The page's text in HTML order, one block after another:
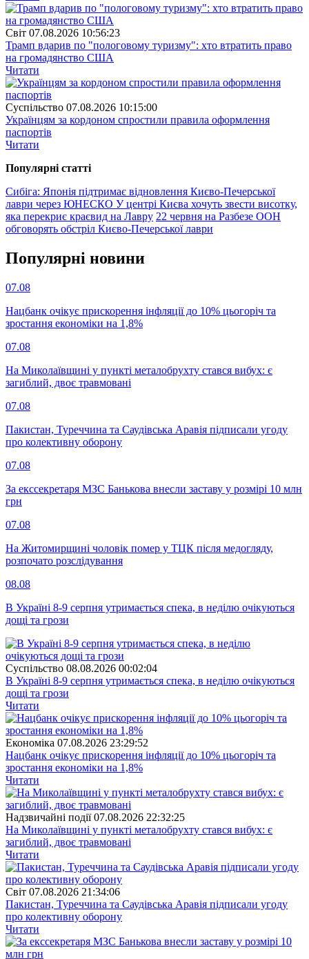
Свiт 07.08.2026 10:56:23
Трамп вдарив по "пологовому туризму": хто втратить право
на громадянство США
Читати
Суспiльство 07.08.2026 10:15:00
Українцям за кордоном спростили правила оформлення
паспортів
Читати
Популярнi статтi
Сибіга: Японія підтримає відновлення Києво-Печерської
лаври через ЮНЕСКО У центрі Києва хочуть звести висотку,
яка перекриє краєвид на Лавру 22 червня на Разбезе ООН
обговорять обстріл Києво-Печерської лаври
Популярнi новини
07.08
Нацбанк очікує прискорення інфляції до 10% цьогоріч та
зростання економіки на 1,8%
07.08
На Миколаївщині у пункті металобрухту стався вибух: є
загиблий, двоє травмовані
07.08
Пакистан, Туреччина та Саудівська Аравія підписали угоду
про колективну оборону
07.08
За екссекретаря МЗС Банькова внесли заставу у розмірі 10 млн
грн
07.08
На Житомирщині чоловік помер у ТЦК після медогляду,
розпочато розслідування
08.08
В Україні 8-9 серпня утримається спека, в неділю очікуються
дощі та грози
Суспiльство 08.08.2026 00:02:04
В Україні 8-9 серпня утримається спека, в неділю очікуються
дощі та грози
Читати
Економіка 07.08.2026 23:29:52
Нацбанк очікує прискорення інфляції до 10% цьогоріч та
зростання економіки на 1,8%
Читати
Надзвичайні події 07.08.2026 22:32:25
На Миколаївщині у пункті металобрухту стався вибух: є
загиблий, двоє травмовані
Читати
Свiт 07.08.2026 21:34:06
Пакистан, Туреччина та Саудівська Аравія підписали угоду
про колективну оборону
Читати